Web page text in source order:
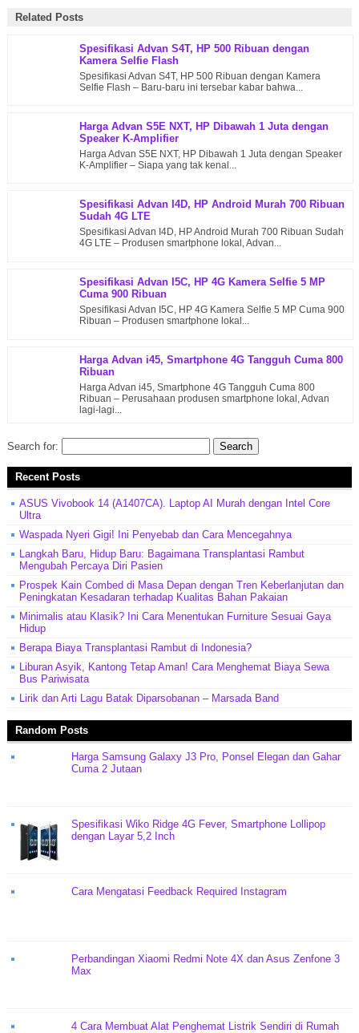
Related Posts
Spesifikasi Advan S4T, HP 500 Ribuan dengan
Kamera Selfie Flash
Spesifikasi Advan S4T, HP 500 Ribuan dengan Kamera
Selfie Flash – Baru-baru ini tersebar kabar bahwa...
Harga Advan S5E NXT, HP Dibawah 1 Juta dengan
Speaker K-Amplifier
Harga Advan S5E NXT, HP Dibawah 1 Juta dengan Speaker
K-Amplifier – Siapa yang tak kenal...
Spesifikasi Advan I4D, HP Android Murah 700 Ribuan
Sudah 4G LTE
Spesifikasi Advan I4D, HP Android Murah 700 Ribuan Sudah
4G LTE – Produsen smartphone lokal, Advan...
Spesifikasi Advan I5C, HP 4G Kamera Selfie 5 MP
Cuma 900 Ribuan
Spesifikasi Advan I5C, HP 4G Kamera Selfie 5 MP Cuma 900
Ribuan – Produsen smartphone lokal...
Harga Advan i45, Smartphone 4G Tangguh Cuma 800
Ribuan
Harga Advan i45, Smartphone 4G Tangguh Cuma 800
Ribuan – Perusahaan produsen smartphone lokal, Advan
lagi-lagi...
Search for:
Recent Posts
ASUS Vivobook 14 (A1407CA). Laptop AI Murah dengan Intel Core
Ultra
Waspada Nyeri Gigi! Ini Penyebab dan Cara Mencegahnya
Langkah Baru, Hidup Baru: Bagaimana Transplantasi Rambut
Mengubah Percaya Diri Pasien
Prospek Kain Combed di Masa Depan dengan Tren Keberlanjutan dan
Peningkatan Kesadaran terhadap Kualitas Bahan Pakaian
Minimalis atau Klasik? Ini Cara Menentukan Furniture Sesuai Gaya
Hidup
Berapa Biaya Transplantasi Rambut di Indonesia?
Liburan Asyik, Kantong Tetap Aman! Cara Menghemat Biaya Sewa
Bus Pariwisata
Lirik dan Arti Lagu Batak Diparsobanan – Marsada Band
Random Posts
Harga Samsung Galaxy J3 Pro, Ponsel Elegan dan Gahar
Cuma 2 Jutaan
Spesifikasi Wiko Ridge 4G Fever, Smartphone Lollipop
dengan Layar 5,2 Inch
Cara Mengatasi Feedback Required Instagram
Perbandingan Xiaomi Redmi Note 4X dan Asus Zenfone 3
Max
4 Cara Membuat Alat Penghemat Listrik Sendiri di Rumah